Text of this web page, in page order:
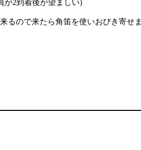
が2到着後が望ましい)
るので来たら角笛を使いおびき寄せ